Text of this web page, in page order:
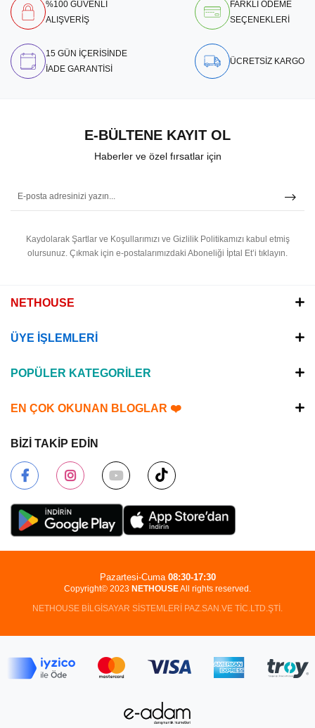
%100 GÜVENLİ
ALIŞVERİŞ
FARKLI ÖDEME
SEÇENEKLERİ
15 GÜN İÇERİSİNDE
İADE GARANTİSİ
ÜCRETSİZ KARGO
E-BÜLTENE KAYIT OL
Haberler ve özel fırsatlar için
Kaydolarak Şartlar ve Koşullarımızı ve Gizlilik Politikamızı kabul etmiş
olursunuz. Çıkmak için e-postalarımızdaki Aboneliği İptal Et’i tıklayın.
NETHOUSE
ÜYE İŞLEMLERİ
POPÜLER KATEGORİLER
EN ÇOK OKUNAN BLOGLAR ❤️
BİZİ TAKİP EDİN
Copyright© 2023 NETHOUSEAll rights reserved.
NETHOUSE BİLGİSAYAR SİSTEMLERİ PAZ.SAN.VE TİC.LTD.ŞTİ.
Pazartesi-Cuma 08:30-17:30